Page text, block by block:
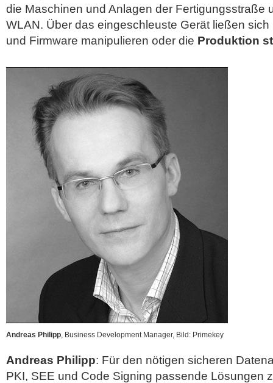
die Maschinen und Anlagen der Fertigungsstraße
WLAN. Über das eingeschleuste Gerät ließen
und Firmware manipulieren oder die Produktion
Andreas Philipp, Business Development Manager, Bild: Primekey
Andreas Philipp: Für den nötigen sicheren
PKI, SEE und Code Signing passende Lösungen